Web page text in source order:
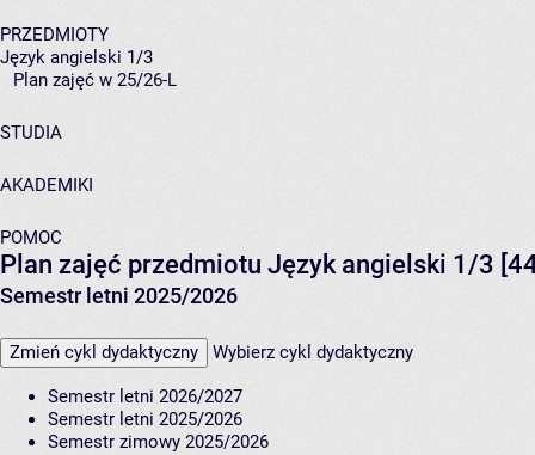
PRZEDMIOTY
Język angielski 1/3
Plan zajęć w 25/26-L
STUDIA
AKADEMIKI
POMOC
Plan zajęć przedmiotu Język angielski 1/3
Semestr letni 2025/2026
Zmień cykl dydaktyczny Wybierz cykl dydaktyczny
Semestr letni 2026/2027
Semestr letni 2025/2026
Semestr zimowy 2025/2026